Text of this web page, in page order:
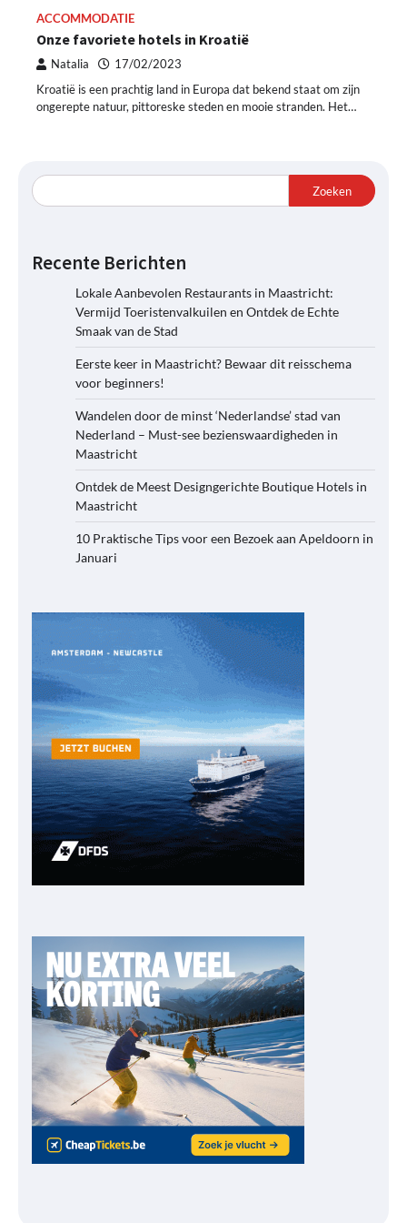
ACCOMMODATIE
Onze favoriete hotels in Kroatië
Natalia 17/02/2023
Kroatië is een prachtig land in Europa dat bekend staat om zijn
ongerepte natuur, pittoreske steden en mooie stranden. Het…
Zoeken
Recente Berichten
Lokale Aanbevolen Restaurants in Maastricht:
Vermijd Toeristenvalkuilen en Ontdek de Echte
Smaak van de Stad
Eerste keer in Maastricht? Bewaar dit reisschema
voor beginners!
Wandelen door de minst ‘Nederlandse’ stad van
Nederland – Must-see bezienswaardigheden in
Maastricht
Ontdek de Meest Designgerichte Boutique Hotels in
Maastricht
10 Praktische Tips voor een Bezoek aan Apeldoorn in
Januari